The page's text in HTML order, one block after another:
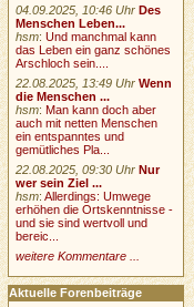
04.09.2025, 10:46 Uhr Des
Menschen Leben...
hsm:Und manchmal kann
das Leben ein ganz schönes
Arschloch sein....
22.08.2025, 13:49 Uhr Wenn
die Menschen ...
hsm:Man kann doch aber
auch mit netten Menschen
ein entspanntes und
gemütliches Pla...
22.08.2025, 09:30 Uhr Nur
wer sein Ziel ...
hsm:Allerdings: Umwege
erhöhen die Ortskenntnisse -
und sie sind wertvoll und
bereic...
weitere Kommentare ...
Aktuelle Forenbeiträge